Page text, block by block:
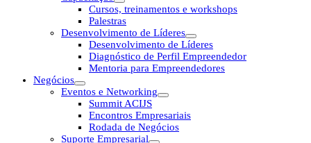
Cursos, treinamentos e workshops
Palestras
Desenvolvimento de Líderes
Desenvolvimento de Líderes
Diagnóstico de Perfil Empreendedor
Mentoria para Empreendedores
Negócios
Eventos e Networking
Summit ACIJS
Encontros Empresariais
Rodada de Negócios
Suporte Empresarial